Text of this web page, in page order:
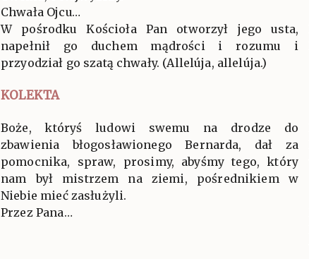
Chwała Ojcu…
W pośrodku Kościoła Pan otworzył jego usta,
napełnił go duchem mądrości i rozumu i
przyodział go szatą chwały. (Allelúja, allelúja.)
KOLEKTA
Boże, któryś ludowi swemu na drodze do
zbawienia błogosławionego Bernarda, dał za
pomocnika, spraw, prosimy, abyśmy tego, który
nam był mistrzem na ziemi, pośrednikiem w
Niebie mieć zasłużyli.
Przez Pana…